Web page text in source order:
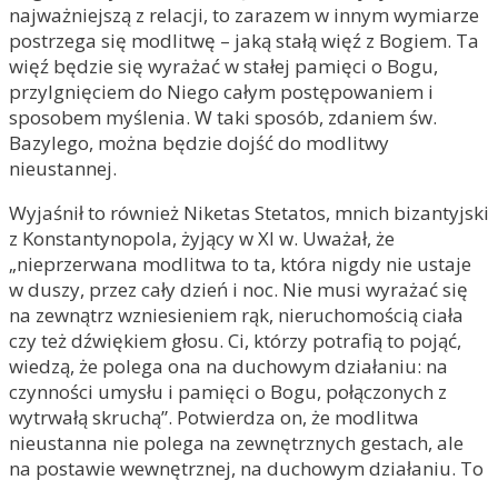
najważniejszą z relacji, to zarazem w innym wymiarze
postrzega się modlitwę – jaką stałą więź z Bogiem. Ta
więź będzie się wyrażać w stałej pamięci o Bogu,
przylgnięciem do Niego całym postępowaniem i
sposobem myślenia. W taki sposób, zdaniem św.
Bazylego, można będzie dojść do modlitwy
nieustannej.
Wyjaśnił to również Niketas Stetatos, mnich bizantyjski
z Konstantynopola, żyjący w XI w. Uważał, że
„nieprzerwana modlitwa to ta, która nigdy nie ustaje
w duszy, przez cały dzień i noc. Nie musi wyrażać się
na zewnątrz wzniesieniem rąk, nieruchomością ciała
czy też dźwiękiem głosu. Ci, którzy potrafią to pojąć,
wiedzą, że polega ona na duchowym działaniu: na
czynności umysłu i pamięci o Bogu, połączonych z
wytrwałą skruchą”. Potwierdza on, że modlitwa
nieustanna nie polega na zewnętrznych gestach, ale
na postawie wewnętrznej, na duchowym działaniu. To